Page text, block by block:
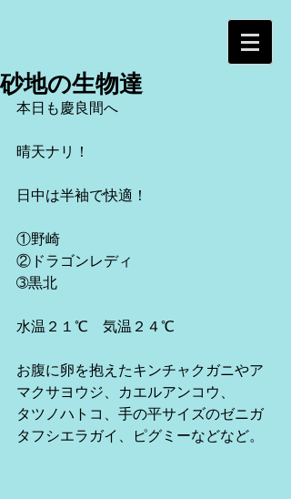
砂地の生物達
本日も慶良間へ
晴天ナリ！
日中は半袖で快適！
①野崎
②ドラゴンレディ
➂黒北
水温２１℃　気温２４℃
お腹に卵を抱えたキンチャクガニやア
マクサヨウジ、カエルアンコウ、
タツノハトコ、手の平サイズのゼニガ
タフシエラガイ、ピグミーなどなど。